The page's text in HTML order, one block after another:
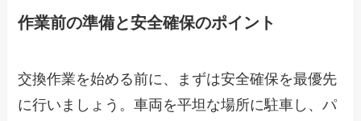
作業前の準備と安全確保のポイント
交換作業を始める前に、まずは安全確保を最優先
に行いましょう。車両を平坦な場所に駐車し、パ